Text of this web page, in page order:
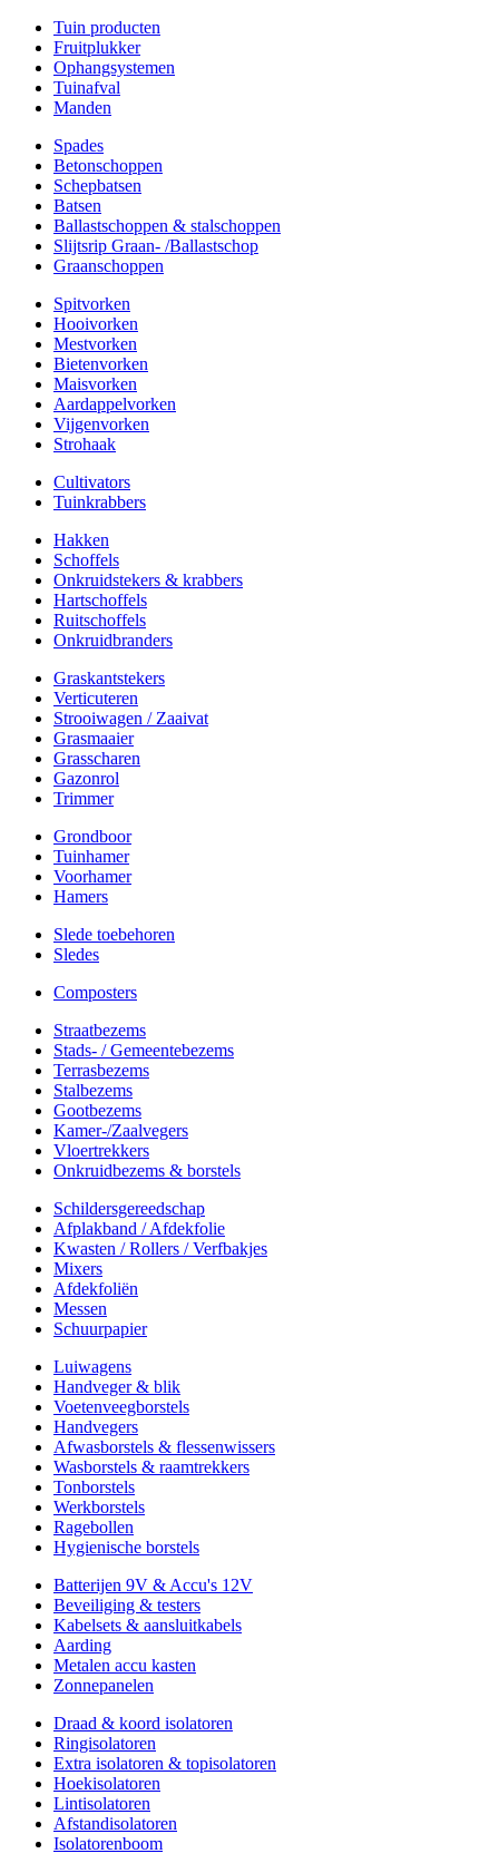
Tuin producten
Fruitplukker
Ophangsystemen
Tuinafval
Manden
Spades
Betonschoppen
Schepbatsen
Batsen
Ballastschoppen & stalschoppen
Slijtsrip Graan- /Ballastschop
Graanschoppen
Spitvorken
Hooivorken
Mestvorken
Bietenvorken
Maisvorken
Aardappelvorken
Vijgenvorken
Strohaak
Cultivators
Tuinkrabbers
Hakken
Schoffels
Onkruidstekers & krabbers
Hartschoffels
Ruitschoffels
Onkruidbranders
Graskantstekers
Verticuteren
Strooiwagen / Zaaivat
Grasmaaier
Grasscharen
Gazonrol
Trimmer
Grondboor
Tuinhamer
Voorhamer
Hamers
Slede toebehoren
Sledes
Composters
Straatbezems
Stads- / Gemeentebezems
Terrasbezems
Stalbezems
Gootbezems
Kamer-/Zaalvegers
Vloertrekkers
Onkruidbezems & borstels
Schildersgereedschap
Afplakband / Afdekfolie
Kwasten / Rollers / Verfbakjes
Mixers
Afdekfoliën
Messen
Schuurpapier
Luiwagens
Handveger & blik
Voetenveegborstels
Handvegers
Afwasborstels & flessenwissers
Wasborstels & raamtrekkers
Tonborstels
Werkborstels
Ragebollen
Hygienische borstels
Batterijen 9V & Accu's 12V
Beveiliging & testers
Kabelsets & aansluitkabels
Aarding
Metalen accu kasten
Zonnepanelen
Draad & koord isolatoren
Ringisolatoren
Extra isolatoren & topisolatoren
Hoekisolatoren
Lintisolatoren
Afstandisolatoren
Isolatorenboom